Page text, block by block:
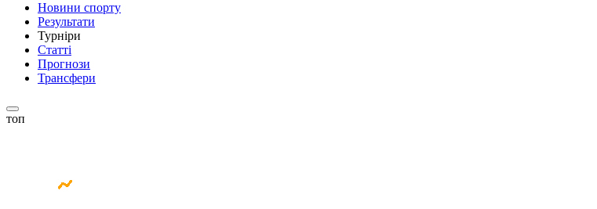
Новини спорту
Результати
Турніри
Статті
Прогнози
Трансфери
топ